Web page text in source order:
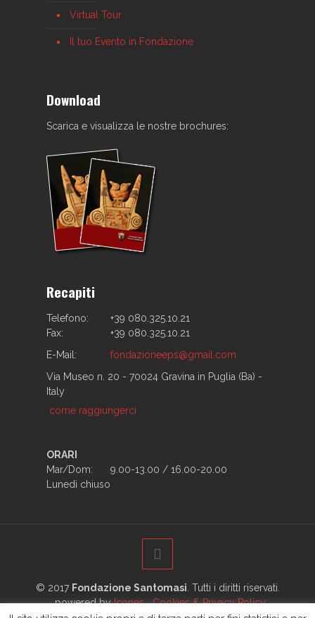
Virtual Tour
Il tuo Evento in Fondazione
Download
Scarica e visualizza le nostre brochures:
Recapiti
Telefono:
+39 080.325.10.21
Fax:
+39 080.325.10.21
E-Mail:
fondazioneeps@gmail.com
Via Museo n. 20 - 70024 Gravina in Puglia (Ba) -
Italy
come raggiungerci
ORARI
Mar/Dom:
9.00-13.00 / 16.00-20.00
Lunedì chiuso
© 2017 Fondazione Santomasi . Tutti i diritti riservati.
powered byIcones Cookies & Privacy Policy